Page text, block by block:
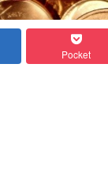
Pocket